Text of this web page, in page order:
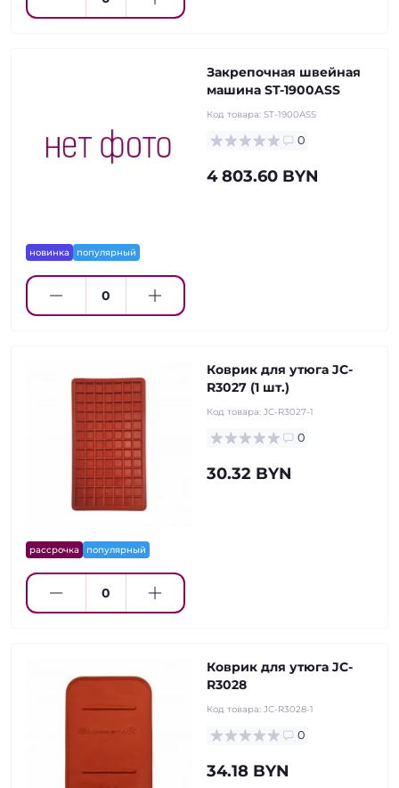
новинка популярный
Закрепочная швейная
машина ST-1900ASS
Код товара: ST-1900ASS
0
4 803.60 BYN
рассрочка популярный
Коврик для утюга JC-
R3027 (1 шт.)
Код товара: JC-R3027-1
0
30.32 BYN
Коврик для утюга JC-
R3028
Код товара: JC-R3028-1
0
34.18 BYN